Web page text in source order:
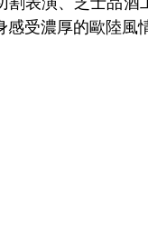
受濃厚的歐陸風